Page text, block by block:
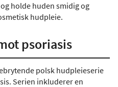
holde huden smidig og
hudpleie.
psoriasis
polsk hudpleieserie
Serien inkluderer en